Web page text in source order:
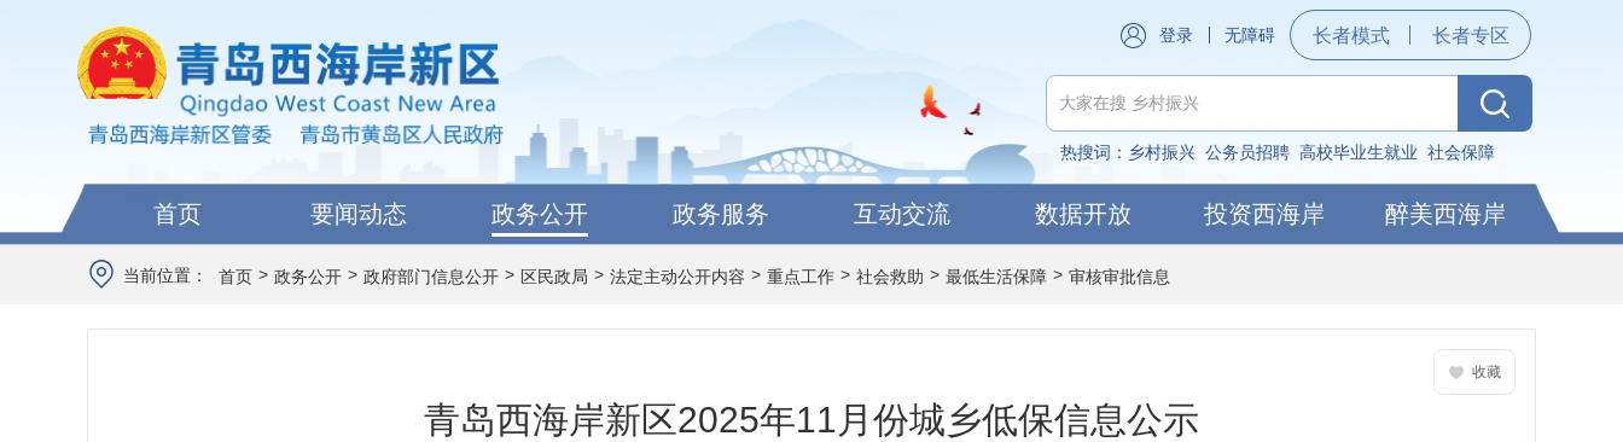
登录 无障碍 长者模式 长者专区
热搜词： 乡村振兴 公务员招聘 高校毕业生就业 社会保障
首页 要闻动态 政务公开 政务服务 互动交流 数据开放 投资西海岸 醉美西海岸
当前位置： 首页 > 政务公开 > 政府部门信息公开 > 区民政局 > 法定主动公开内容 > 重点工作 > 社会救助 > 最低生活保障 > 审核审批信息
收藏
青岛西海岸新区2025年11月份城乡低保信息公示